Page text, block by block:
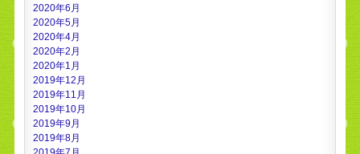
2020年6月
2020年5月
2020年4月
2020年2月
2020年1月
2019年12月
2019年11月
2019年10月
2019年9月
2019年8月